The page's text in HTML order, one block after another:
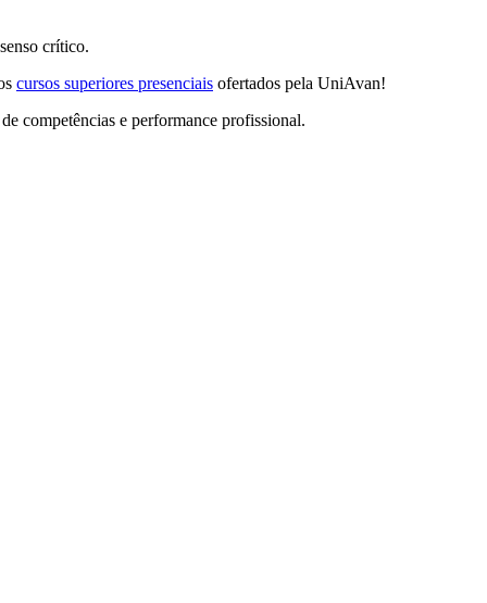
crítico.
cursos superiores presenciais ofertados pela UniAvan!
competências e performance profissional.